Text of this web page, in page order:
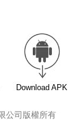
Download APK
公司版權所有